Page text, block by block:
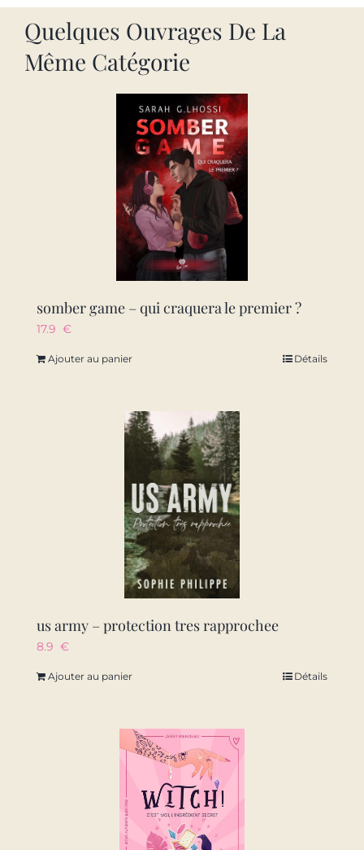
Quelques Ouvrages De La
Même Catégorie
somber game – qui craquera le premier ?
17.9 €
Ajouter au panier Détails
us army – protection tres rapprochee
8.9 €
Ajouter au panier Détails